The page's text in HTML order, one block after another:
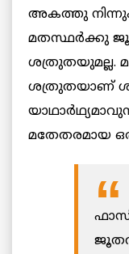
അകത്തു നിന്നും
മതസ്ഥർക്കു
ശത്രുതയുമല്ല.
ശത്രുതയാണ്
മതേതരമായ